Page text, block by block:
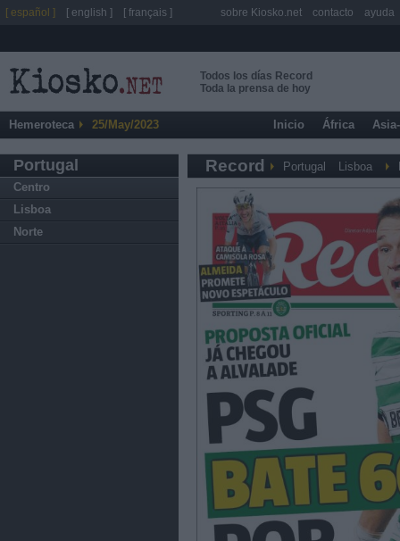
Todos los días Record
Toda la prensa de hoy
Hemeroteca 25/May/2023 Inicio África
Portugal
Centro
Lisboa
Norte
Record Portugal Lisboa
[ español ] [ english ] [ français ] sobre Kiosko.net contacto ayuda